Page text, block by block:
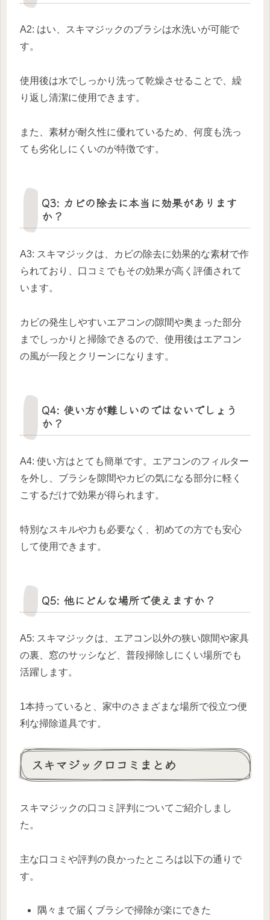
A2: はい、スキマジックのブラシは水洗いが可能で
す。
使用後は水でしっかり洗って乾燥させることで、繰
り返し清潔に使用できます。
また、素材が耐久性に優れているため、何度も洗っ
ても劣化しにくいのが特徴です。
Q3: カビの除去に本当に効果があります
か？
A3: スキマジックは、カビの除去に効果的な素材で作
られており、口コミでもその効果が高く評価されて
います。
カビの発生しやすいエアコンの隙間や奥まった部分
までしっかりと掃除できるので、使用後はエアコン
の風が一段とクリーンになります。
Q4: 使い方が難しいのではないでしょう
か？
A4: 使い方はとても簡単です。エアコンのフィルター
を外し、ブラシを隙間やカビの気になる部分に軽く
こするだけで効果が得られます。
特別なスキルや力も必要なく、初めての方でも安心
して使用できます。
Q5: 他にどんな場所で使えますか？
A5: スキマジックは、エアコン以外の狭い隙間や家具
の裏、窓のサッシなど、普段掃除しにくい場所でも
活躍します。
1本持っていると、家中のさまざまな場所で役立つ便
利な掃除道具です。
スキマジック口コミまとめ
スキマジックの口コミ評判についてご紹介しまし
た。
主な口コミや評判の良かったところは以下の通りで
す。
隅々まで届くブラシで掃除が楽にできた